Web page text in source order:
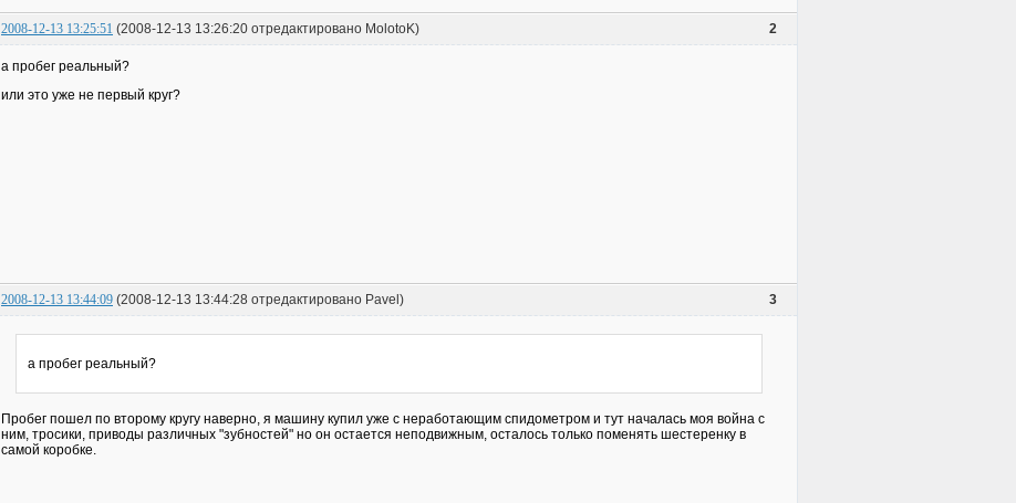
2
2008-12-13 13:25:51 (2008-12-13 13:26:20 отредактировано MolotoK)
а пробег реальный?
или это уже не первый круг?
3
2008-12-13 13:44:09 (2008-12-13 13:44:28 отредактировано Pavel)
а пробег реальный?
Пробег пошел по второму кругу наверно, я машину купил уже с неработающим спидометром и тут началась моя война с
ним, тросики, приводы различных "зубностей" но он остается неподвижным, осталось только поменять шестеренку в
самой коробке.